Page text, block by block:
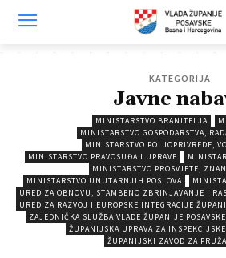
KATEGORIJA
Javne
MINISTARSTVO BRANITELJA
MINISTARSTVO GOSPODARSTVA,
MINISTARSTVO POLJOPRIVREDE,
MINISTARSTVO PRAVOSUĐA I UPRAVE
MINISTARSTVO PROSVJETE,
MINISTARSTVO UNUTARNJIH POSLOVA
URED ZA OBNOVU, STAMBENO ZBRINJAVANJE I
URED ZA RAZVOJ I EUROPSKE INTEGRACIJE
ZAJEDNIČKA SLUŽBA VLADE ŽUPANIJE POSAVSKE
ŽUPANIJSKA UPRAVA ZA INSPEKCIJSKE
ŽUPANIJSKI ZAVOD ZA